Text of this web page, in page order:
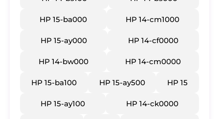
HP 15-ba000 HP 14-cm1000
HP 15-ay000 HP 14-cf0000
HP 14-bw000 HP 14-cm0000
HP 15-ba100 HP 15-ay500 HP 15
HP 15-ay100 HP 14-ck0000